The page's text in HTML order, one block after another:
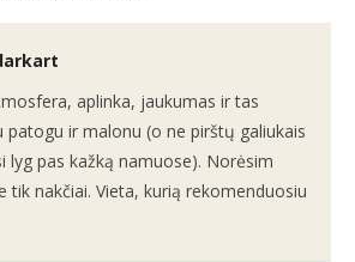
aplinka, jaukumas ir tas
patogu ir malonu (o ne pirštų galiukais
lyg pas kažką namuose). Norėsim
tik nakčiai. Vieta, kurią rekomenduosiu